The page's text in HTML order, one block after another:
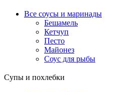
Все соусы и маринады
Бешамель
Кетчуп
Песто
Майонез
Соус для рыбы
Супы и похлебки